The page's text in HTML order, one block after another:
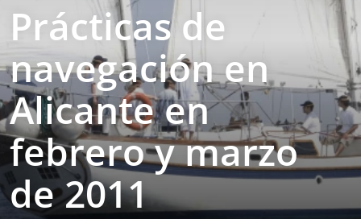
Prácticas de
navegación en
Alicante en
febrero y marzo
de 2011